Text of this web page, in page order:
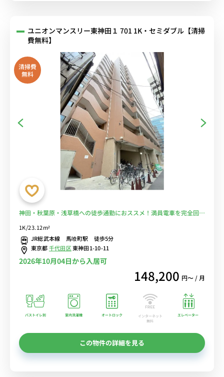
ユニオンマンスリー東神田１ 701 1K・セミダブル【清掃
費無料】
清掃費
無料
神田・秋葉原・浅草橋への徒歩通勤におススメ！満員電車を完全回
ル中！
1K/23.12m²
JR総武本線 馬喰町駅 徒歩5分
東京都千代田区東神田1-10-11
2026年10月04日から入居可
148,200 円〜 / 月
バストイレ別 室内洗濯機 オートロック
インターネット
無料
エレベーター
この物件の詳細を見る